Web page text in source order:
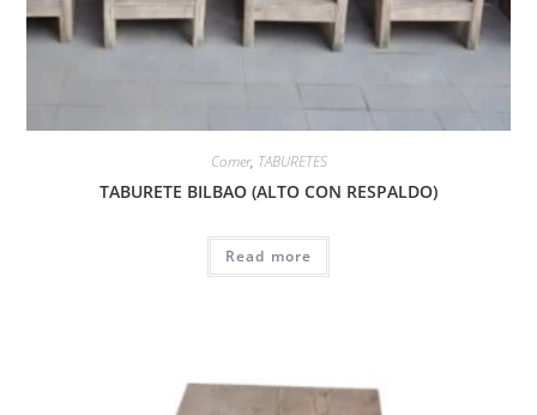
Comer, TABURETES
TABURETE BILBAO (ALTO CON RESPALDO)
Read more